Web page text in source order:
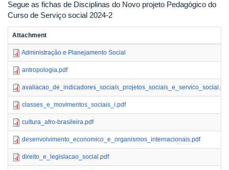
Segue as fichas de Disciplinas do Novo projeto Pedagógico do
Curso de Serviço social 2024-2
Attachment
Administração e Planejamento Social
antropologia.pdf
avaliacao_de_indicadores_sociais_projetos_sociais_e_servico_social.pdf
classes_e_movimentos_sociais_i.pdf
cultura_afro-brasileira.pdf
desenvolvimento_economico_e_organismos_internacionais.pdf
direito_e_legislacao_social.pdf